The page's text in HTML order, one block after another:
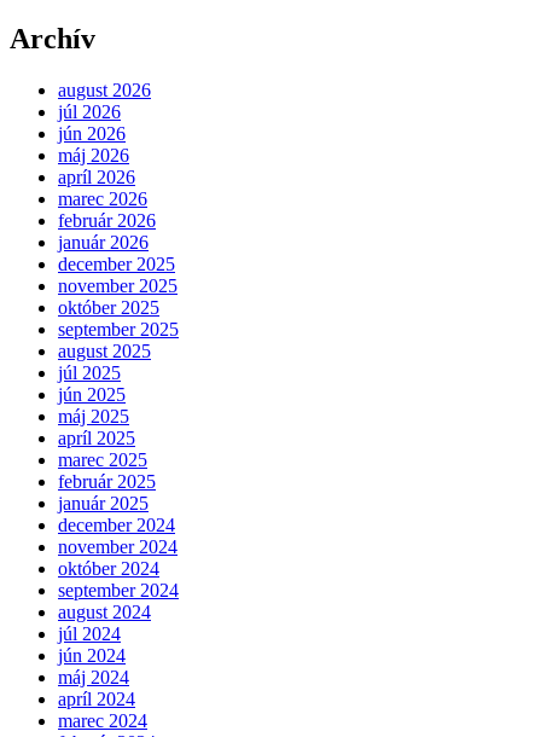
Archív
august 2026
júl 2026
jún 2026
máj 2026
apríl 2026
marec 2026
február 2026
január 2026
december 2025
november 2025
október 2025
september 2025
august 2025
júl 2025
jún 2025
máj 2025
apríl 2025
marec 2025
február 2025
január 2025
december 2024
november 2024
október 2024
september 2024
august 2024
júl 2024
jún 2024
máj 2024
apríl 2024
marec 2024